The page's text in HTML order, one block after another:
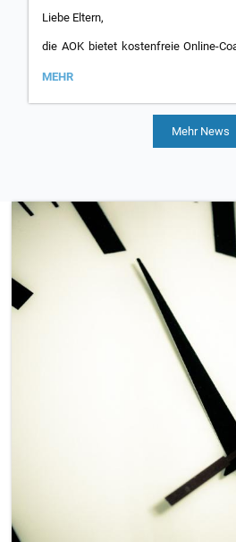
Liebe Eltern,
die AOK bietet kostenfreie Online-
dieses Angebot der AOK
entnehmen.
Flyer K
DIE
INFORMIERT:
SELBSTHILFEPROGRAMME
MEHR
Mehr News